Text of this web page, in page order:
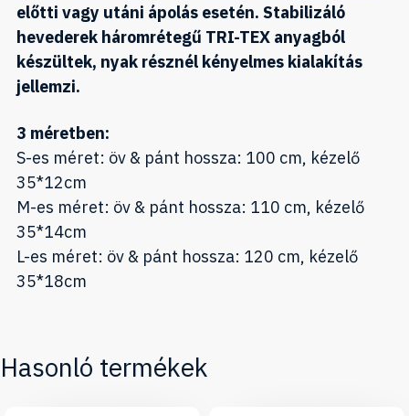
előtti vagy utáni ápolás esetén. Stabilizáló
hevederek háromrétegű TRI-TEX anyagból
készültek, nyak résznél kényelmes kialakítás
jellemzi.
3 méretben:
S-es méret: öv & pánt hossza: 100 cm, kézelő
35*12cm
M-es méret: öv & pánt hossza: 110 cm, kézelő
35*14cm
L-es méret: öv & pánt hossza: 120 cm, kézelő
35*18cm
Hasonló termékek